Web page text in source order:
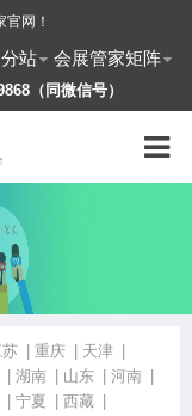
官网 ！
站
会展管家矩阵
（同微信号）
重庆
天津
湖南 山东
河南
宁夏
西藏